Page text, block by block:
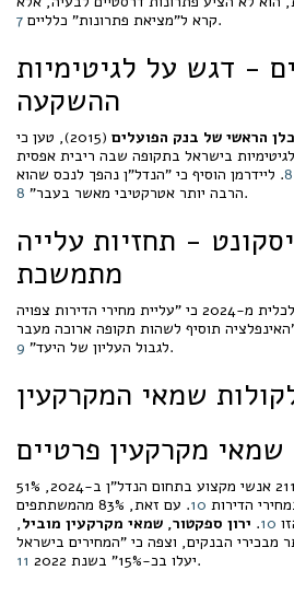
קרא ל"מציאת פתרונות" כלליים 7 .
- דגש על לגיטימיות
ההשקעה
הראשי של בנק הפועלים
(2015), טען כי
בישראל בתקופה שבה ריבית אפסית
8. ליידרמן הוסיף כי "הנדל"ן נהפך לנכס שהוא
הרבה יותר אטרקטיבי מאשר בעבר" 8 .
- תחזיות עלייה
מתמשכת
בנק דיסקונט פרסם בסקירה כלכלית מ-2024 כי "עליית מחירי הדירות צפויה
תוסיף לשהות תקופה ארוכה מעבר
לגבול העליון של היעד" 9 .
שמאי המקרקעין
שמאי מקרקעין פרטיים
בסקר שנערך בקרב 211 אנשי מקצוע בתחום הנדל"ן ב-2024, 51%
הדירות 10
. עם זאת, 83% מהמשתתפים
10
. ירון ספקטור, שמאי מקרקעין מוביל,
מבכירי הבנקים, וצפה כי "המחירים בישראל
יעלו בכ-15%" בשנת 2022
11 .